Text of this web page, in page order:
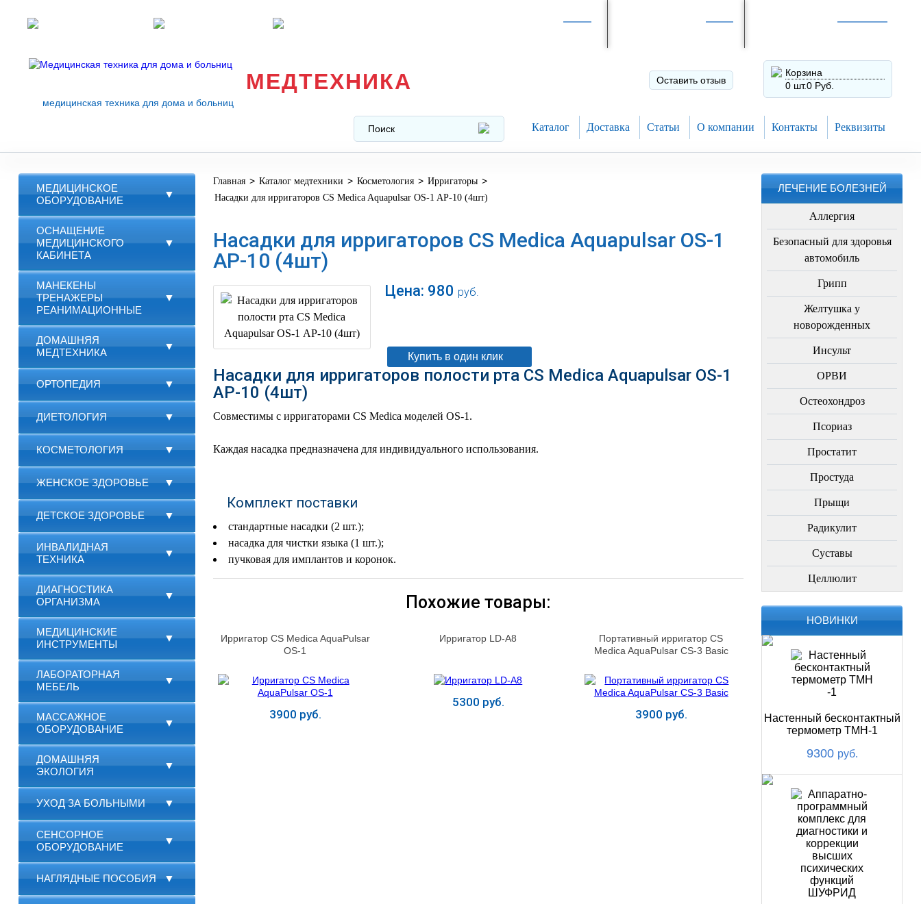
МЕДТЕХНИКА
медицинская техника для дома и больниц
Корзина
0 шт.0 Руб.
Оставить отзыв
Каталог Доставка Статьи О компании Контакты Реквизиты
МЕДИЦИНСКОЕ
ОБОРУДОВАНИЕ
▼
ОСНАЩЕНИЕ
МЕДИЦИНСКОГО
КАБИНЕТА
▼
МАНЕКЕНЫ
ТРЕНАЖЕРЫ
РЕАНИМАЦИОННЫЕ
▼
ДОМАШНЯЯ
МЕДТЕХНИКА
▼
ОРТОПЕДИЯ ▼
ДИЕТОЛОГИЯ ▼
КОСМЕТОЛОГИЯ ▼
ЖЕНСКОЕ ЗДОРОВЬЕ ▼
ДЕТСКОЕ ЗДОРОВЬЕ ▼
ИНВАЛИДНАЯ
ТЕХНИКА
▼
ДИАГНОСТИКА
ОРГАНИЗМА
▼
МЕДИЦИНСКИЕ
ИНСТРУМЕНТЫ
▼
ЛАБОРАТОРНАЯ
МЕБЕЛЬ
▼
МАССАЖНОЕ
ОБОРУДОВАНИЕ
▼
ДОМАШНЯЯ
ЭКОЛОГИЯ
▼
УХОД ЗА БОЛЬНЫМИ ▼
СЕНСОРНОЕ
ОБОРУДОВАНИЕ
▼
НАГЛЯДНЫЕ ПОСОБИЯ ▼
Главная > Каталог медтехники > Косметология > Ирригаторы >
Насадки для ирригаторов CS Medica Aquapulsar OS-1 AP-10 (4шт)
Насадки для ирригаторов CS Medica Aquapulsar OS-1
AP-10 (4шт)
Цена: 980 руб.
Купить в один клик
Насадки для ирригаторов полости рта CS Medica Aquapulsar OS-1
AP-10 (4шт)
Совместимы с ирригаторами CS Medica моделей OS-1.
Каждая насадка предназначена для индивидуального использования.
Комплект поставки
стандартные насадки (2 шт.);
насадка для чистки языка (1 шт.);
пучковая для имплантов и коронок.
Похожие товары:
Ирригатор CS Medica AquaPulsar
OS-1
3900 руб.
Ирригатор LD-A8
5300 руб.
Портативный ирригатор CS
Medica AquaPulsar CS-3 Basic
3900 руб.
ЛЕЧЕНИЕ БОЛЕЗНЕЙ
Аллергия
Безопасный для здоровья
автомобиль
Грипп
Желтушка у
новорожденных
Инсульт
ОРВИ
Остеохондроз
Пcориаз
Простатит
Простуда
Прыщи
Радикулит
Суставы
Целлюлит
НОВИНКИ
Настенный бесконтактный
термометр ТМН-1
9300 руб.